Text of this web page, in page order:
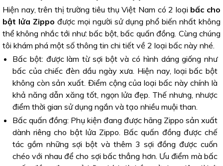
Hiện nay, trên thị trường tiêu thụ Việt Nam có 2 loại bấc cho
bật lửa Zippo được mọi người sử dụng phổ biến nhất không
thể không nhắc tới như: bấc bột, bấc quấn đồng. Cùng chúng
tôi khám phá một số thông tin chi tiết về 2 loại bấc này nhé.
Bấc bột: được làm từ sợi bột và có hình dáng giống như
bấc của chiếc đèn dầu ngày xưa. Hiện nay, loại bấc bột
không còn sản xuất. Điểm cộng của loại bấc này chính là
khả năng dẫn xăng tốt, ngọn lửa đẹp. Thế nhưng, nhược
điểm thời gian sử dụng ngắn và tạo nhiều muội than.
Bấc quấn đồng: Phụ kiện đang được hãng Zippo sản xuất
dành riêng cho bật lửa Zippo. Bấc quấn đồng được chế
tác gồm những sợi bột và thêm 3 sợi đồng được cuốn
chéo với nhau để cho sợi bấc thẳng hơn. Ưu điểm mà bấc